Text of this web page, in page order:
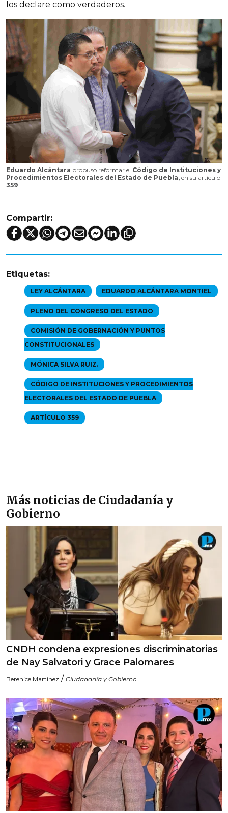
los declare como verdaderos.
Eduardo Alcántara propuso reformar el Código de Instituciones y
Procedimientos Electorales del Estado de Puebla,
359
Compartir:
Etiquetas:
LEY ALCÁNTARA EDUARDO ALCÁNTARA MONTIEL
PLENO DEL CONGRESO DEL ESTADO
COMISIÓN DE GOBERNACIÓN Y PUNTOS
CONSTITUCIONALES
MÓNICA SILVA RUIZ.
CÓDIGO DE INSTITUCIONES Y PROCEDIMIENTOS
ELECTORALES DEL ESTADO DE PUEBLA
ARTÍCULO 359
Más noticias de Ciudadanía y
Gobierno
CNDH condena expresiones discriminatorias
de Nay Salvatori y Grace Palomares
Berenice Martinez / Ciudadanía y Gobierno